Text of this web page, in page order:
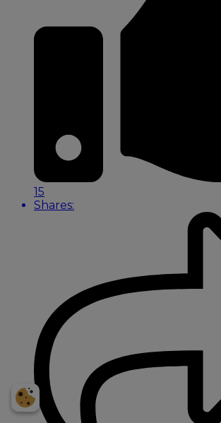
15
Shares:
Få et personligt
prisoverslag på din bil
Indtast bildata